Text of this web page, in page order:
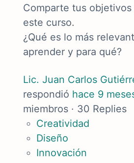
Comparte tus objetivos
este curso.
¿Qué es lo más
aprender y para qué?
Lic. Juan Carlos
respondió hace 9
miembros · 30 Replies
Creatividad
Diseño
Innovación